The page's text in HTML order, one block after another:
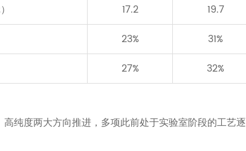
17.2 19.7
23% 31%
27% 32%
纯度两大方向推进，多项此前处于实验室阶段的工艺逐